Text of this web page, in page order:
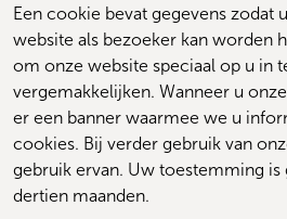
Een cookie bevat gegevens zodat
website als bezoeker kan worden
om onze website speciaal op u in
vergemakkelijken. Wanneer u
er een banner waarmee we u
cookies. Bij verder gebruik van
gebruik ervan. Uw toestemming
dertien maanden.